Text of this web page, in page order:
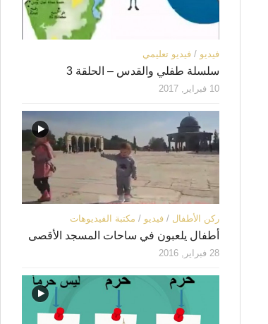
فيديو / فيديو تعليمي
سلسلة طفلي والقدس – الحلقة 3
10 فبراير, 2017
ركن الأطفال / فيديو / مكتبة الفيديوهات
أطفال يلعبون في ساحات المسجد الأقصى
28 فبراير, 2016